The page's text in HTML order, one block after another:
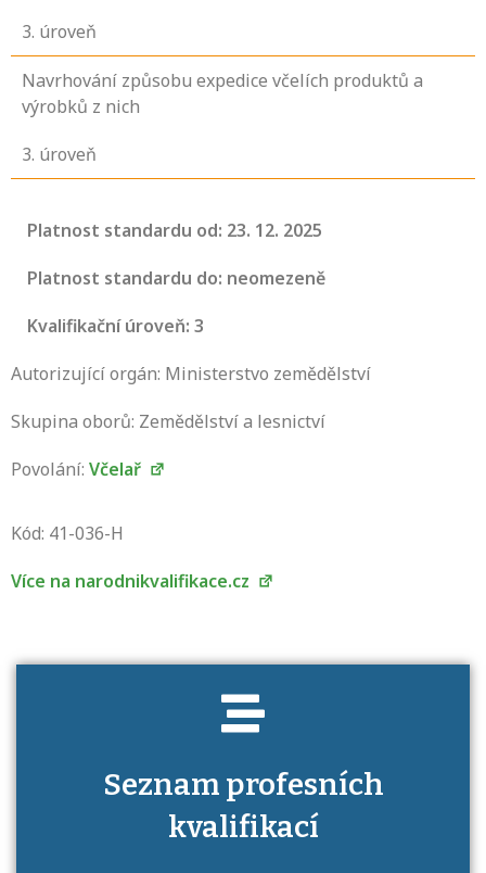
3. úroveň
Navrhování způsobu expedice včelích produktů a
výrobků z nich
3. úroveň
Platnost standardu od: 23. 12. 2025
Platnost standardu do: neomezeně
Kvalifikační úroveň: 3
Autorizující orgán: Ministerstvo zemědělství
Skupina oborů: Zemědělství a lesnictví
Povolání: Včelař
Kód: 41-036-H
Více na narodnikvalifikace.cz
Seznam profesních
kvalifikací
Víte, jaké dovednosti musíte pro danou